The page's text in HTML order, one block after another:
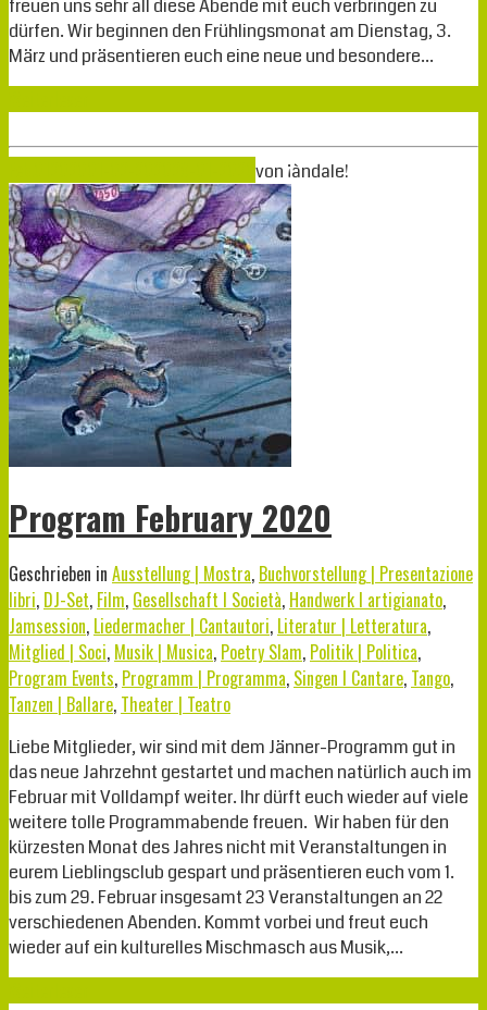
freuen uns sehr all diese Abende mit euch verbringen zu
dürfen. Wir beginnen den Frühlingsmonat am Dienstag, 3.
März und präsentieren euch eine neue und besondere…
von ¡àndale!
Program February 2020
Geschrieben in Ausstellung | Mostra, Buchvorstellung | Presentazione
libri, DJ-Set, Film, Gesellschaft I Società, Handwerk I artigianato,
Jamsession, Liedermacher | Cantautori, Literatur | Letteratura,
Mitglied | Soci, Musik | Musica, Poetry Slam, Politik | Politica,
Program Events, Programm | Programma, Singen I Cantare, Tango,
Tanzen | Ballare, Theater | Teatro
Liebe Mitglieder, wir sind mit dem Jänner-Programm gut in
das neue Jahrzehnt gestartet und machen natürlich auch im
Februar mit Volldampf weiter. Ihr dürft euch wieder auf viele
weitere tolle Programmabende freuen. Wir haben für den
kürzesten Monat des Jahres nicht mit Veranstaltungen in
eurem Lieblingsclub gespart und präsentieren euch vom 1.
bis zum 29. Februar insgesamt 23 Veranstaltungen an 22
verschiedenen Abenden. Kommt vorbei und freut euch
wieder auf ein kulturelles Mischmasch aus Musik,…